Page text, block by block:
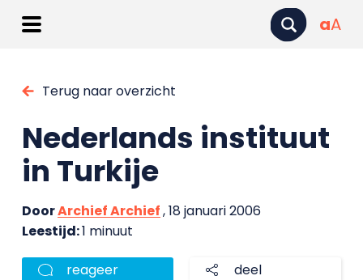
aA
Terug naar overzicht
Nederlands instituut
in Turkije
DoorArchief Archief, 18 januari 2006
Leestijd:1 minuut
reageer deel